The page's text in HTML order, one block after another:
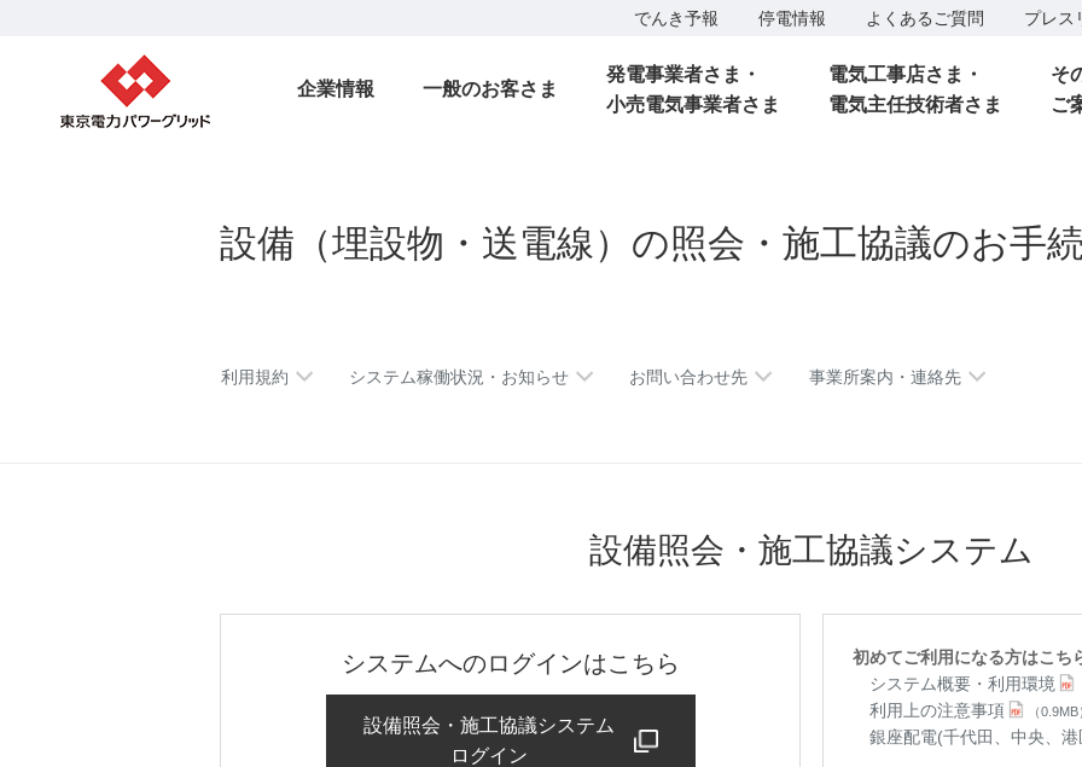
でんき予報 停電情報 よくあるご質問 プレス
企業情報 一般のお客さま
発電事業者さま・
小売電気事業者さま
電気工事店さま・
電気主任技術者さま
そ
ご
設備（埋設物・送電線）の照会・施工協議のお手
利用規約 システム稼働状況・お知らせ お問い合わせ先 事業所案内・連絡先
設備照会・施工協議システム
システムへのログインはこちら
設備照会・施工協議システム
ログイン
初めてご利用になる方はこち
システム概要・利用環境
利用上の注意事項 （0.9MB
銀座配電(千代田、中央、